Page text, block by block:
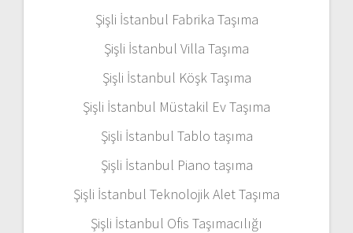
Şişli İstanbul Fabrika Taşıma
Şişli İstanbul Villa Taşıma
Şişli İstanbul Köşk Taşıma
Şişli İstanbul Müstakil Ev Taşıma
Şişli İstanbul Tablo taşıma
Şişli İstanbul Piano taşıma
Şişli İstanbul Teknolojik Alet Taşıma
Şişli İstanbul Ofis Taşımacılığı